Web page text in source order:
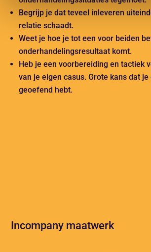
Begrijp je dat teveel inleveren
relatie schaadt.
Weet je hoe je tot een voor beiden
onderhandelingsresultaat komt.
Heb je een voorbereiding en tactiek
van je eigen casus. Grote kans dat
geoefend hebt.
Incompany maatwerk